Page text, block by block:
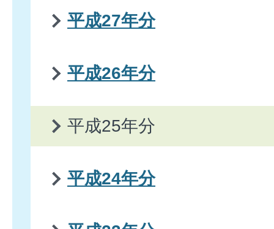
平成27年分
平成26年分
平成25年分
平成24年分